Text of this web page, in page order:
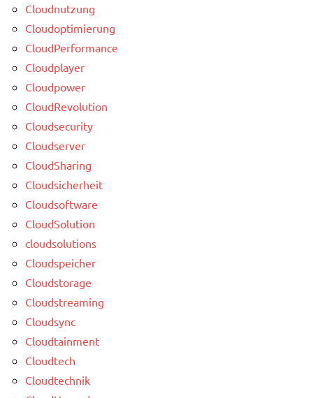
Cloudnutzung
Cloudoptimierung
CloudPerformance
Cloudplayer
Cloudpower
CloudRevolution
Cloudsecurity
Cloudserver
CloudSharing
Cloudsicherheit
Cloudsoftware
CloudSolution
cloudsolutions
Cloudspeicher
Cloudstorage
Cloudstreaming
Cloudsync
Cloudtainment
Cloudtech
Cloudtechnik